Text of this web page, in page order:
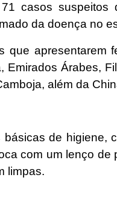
casos suspeitos
da doença no
apresentarem
Árabes,
além da
de higiene,
com um lenço de
limpas.